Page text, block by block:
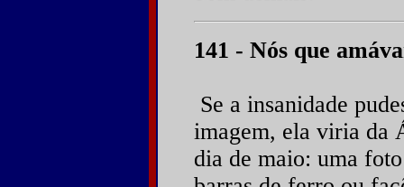
141 - Nós que
Se a insanidade
imagem, ela viria da
dia de maio: uma